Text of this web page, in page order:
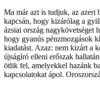
Ma már azt is tudjuk, az azeri
kapcsán, hogy kizárólag a
ázsiai ország nagykövetséget
hogy gyanús pénzmozgások
kiadatást. Azaz: nem kizárt a
újságíró elleni erőszak
ötlik fel, amelyekkel hazánk
kapcsolatokat ápol.